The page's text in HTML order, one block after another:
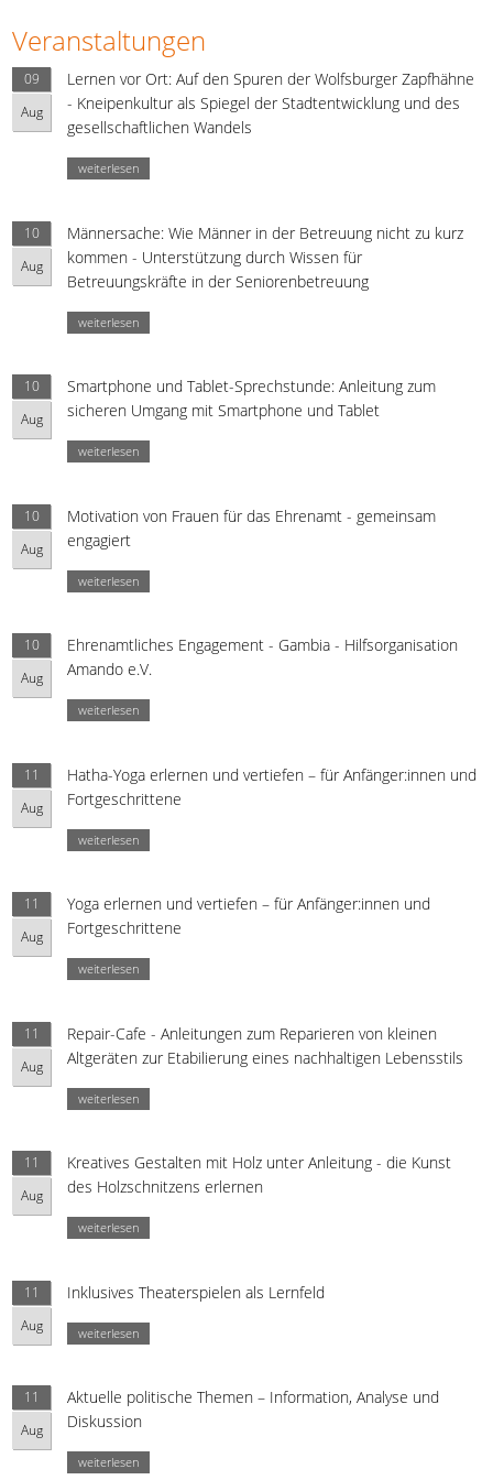
Veranstaltungen
09
Aug
Lernen vor Ort: Auf den Spuren der Wolfsburger Zapfhähne
- Kneipenkultur als Spiegel der Stadtentwicklung und des
gesellschaftlichen Wandels
weiterlesen
10
Aug
Männersache: Wie Männer in der Betreuung nicht zu kurz
kommen - Unterstützung durch Wissen für
Betreuungskräfte in der Seniorenbetreuung
weiterlesen
10
Aug
Smartphone und Tablet-Sprechstunde: Anleitung zum
sicheren Umgang mit Smartphone und Tablet
weiterlesen
10
Aug
Motivation von Frauen für das Ehrenamt - gemeinsam
engagiert
weiterlesen
10
Aug
Ehrenamtliches Engagement - Gambia - Hilfsorganisation
Amando e.V.
weiterlesen
11
Aug
Hatha-Yoga erlernen und vertiefen – für Anfänger:innen und
Fortgeschrittene
weiterlesen
11
Aug
Yoga erlernen und vertiefen – für Anfänger:innen und
Fortgeschrittene
weiterlesen
11
Aug
Repair-Cafe - Anleitungen zum Reparieren von kleinen
Altgeräten zur Etabilierung eines nachhaltigen Lebensstils
weiterlesen
11
Aug
Kreatives Gestalten mit Holz unter Anleitung - die Kunst
des Holzschnitzens erlernen
weiterlesen
11
Aug
Inklusives Theaterspielen als Lernfeld
weiterlesen
11
Aug
Aktuelle politische Themen – Information, Analyse und
Diskussion
weiterlesen